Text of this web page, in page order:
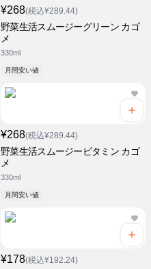
¥268(税込¥289.44)
野菜生活スムージーグリーン カゴ
メ
330ml
月間安い値
¥268(税込¥289.44)
野菜生活スムージービタミン カゴ
メ
330ml
月間安い値
¥178(税込¥192.24)